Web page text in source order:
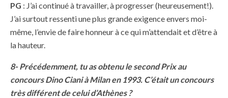
PG : J’ai continué à travailler, à progresser (heureusement!).
J’ai surtout ressenti une plus grande exigence envers moi-
même, l’envie de faire honneur à ce qui m’attendait et d’être à
la hauteur.
8- Précédemment, tu as obtenu le second Prix au
concours Dino Ciani à Milan en 1993. C’était un concours
très différent de celui d’Athènes ?